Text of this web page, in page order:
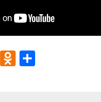
WhatsApp
Odnoklassniki